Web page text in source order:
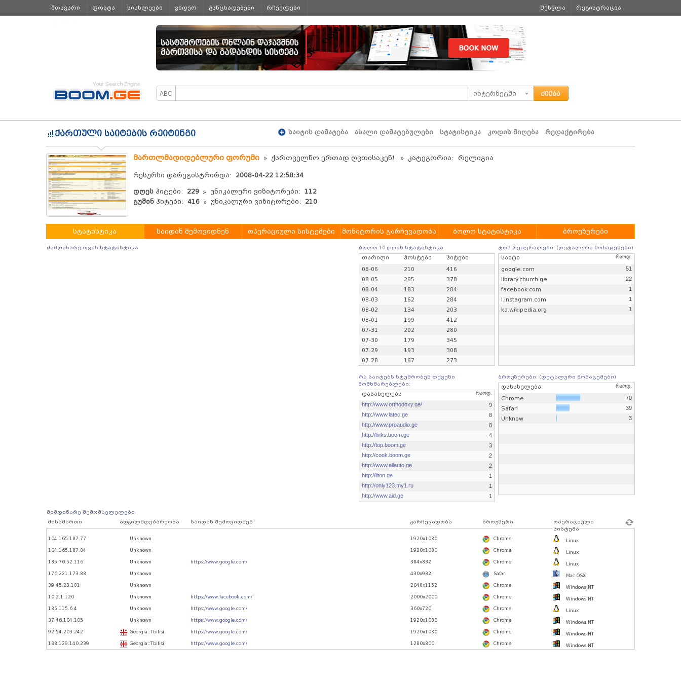
მთავარი ფოსტა სიახლეები ვიდეო განცხადებები რჩეულები შესვლა რეგისტრაცია
ქართული საიტების რეიტინგი საიტის დამატება ახალი დამატებულები სტატისტიკა კოდის მიღება რედაქტირება
მართლმადიდებლური ფორუმი ქართველნო ერთად ღვთისაკენ! კატეგორია: რელიგია
რესურსი დარეგისტრირდა: 2008-04-22 12:58:34
დღეს ჰიტები: 229 უნიკალური ვიზიტორები: 112
გუშინ ჰიტები: 416 უნიკალური ვიზიტორები: 210
სტატისტიკა საიდან შემოვიდნენ ოპერაციული სისტემები მონიტორის გარჩევადობა ბოლო სტატისტიკა ბროუზერები
მიმდინარე თვის სტატისტიკა ბოლო 10 დღის სტატისტიკა
თარიღი ჰოსტები ჰიტები
08-06 210
416
08-05
265
378
08-04
183
284
08-03
162
284
08-02
134
203
08-01
199
412
07-31
202
280
07-30
179
345
07-29
193
308
07-28
167 273
ტოპ რეფერალები: (დეტალური მონაცემები)
საიტი რაოდ.
google.com 51
library.church.ge 22
facebook.com 1
l.instagram.com 1
ka.wikipedia.org 1
რა საიტებს სტუმრობენ თქვენი
მომხმარებლები:
დასახელება რაოდ.
http://www.orthodoxy.ge/
9
http://www.latec.ge
8
http://www.proaudio.ge
8
http://links.boom.ge
4
http://top.boom.ge
3
http://cook.boom.ge
2
http://www.allauto.ge
2
http://liton.ge
1
http://only123.my1.ru
1
http://www.aid.ge
1
ბროუზერები: (დეტალური მონაცემები)
დასახელება რაოდ.
Chrome 70
Safari 39
Unknow 3
მიმდინარე შემომსვლელები
მისამართი
ადგილმდებარეობა საიდან შემოვიდნენ გარჩევადობა ბროუზერი
ოპერაციული
სისტემა
104.165.187.77
Unknown 1920x1080 Chrome
Linux
104.165.187.84
Unknown 1920x1080 Chrome
Linux
185.70.52.116
Unknown https://www.google.com/ 384x832 Chrome
Linux
176.221.173.88
Unknown 430x932 Safari
Mac OSX
39.45.23.181
Unknown 2048x1152 Chrome
Windows NT
10.2.1.120
Unknown https://www.facebook.com/ 2000x2000 Chrome
Windows NT
185.115.6.4
Unknown https://www.google.com/ 360x720 Chrome
Linux
37.46.104.105
Unknown https://www.google.com/ 1920x1080 Chrome
Windows NT
92.54.203.242
Georgia::Tbilisi https://www.google.com/ 1920x1080 Chrome
Windows NT
188.129.140.239
Georgia::Tbilisi https://www.google.com/ 1280x800 Chrome Windows NT